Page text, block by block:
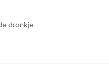
drankje